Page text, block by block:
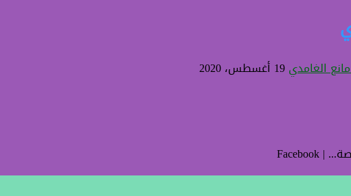
الغامديأرسل
19 أغسطس، 2020